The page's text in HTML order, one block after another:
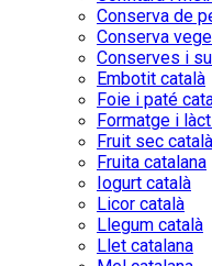
Conserva de
Conserva
Conserves i
Embotit català
Foie i paté
Formatge i
Fruit sec català
Fruita catalana
Iogurt català
Licor català
Llegum català
Llet catalana